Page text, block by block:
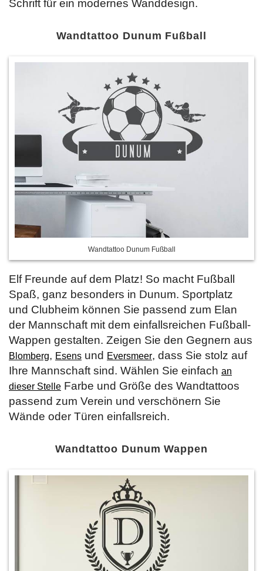
Schrift für ein modernes Wanddesign.
Wandtattoo Dunum Fußball
Wandtattoo Dunum Fußball
Elf Freunde auf dem Platz! So macht Fußball
Spaß, ganz besonders in Dunum. Sportplatz
und Clubheim können Sie passend zum Elan
der Mannschaft mit dem einfallsreichen Fußball-
Wappen gestalten. Zeigen Sie den Gegnern aus
Blomberg, Esens und Eversmeer, dass Sie stolz auf
Ihre Mannschaft sind. Wählen Sie einfach an
dieser Stelle Farbe und Größe des Wandtattoos
passend zum Verein und verschönern Sie
Wände oder Türen einfallsreich.
Wandtattoo Dunum Wappen